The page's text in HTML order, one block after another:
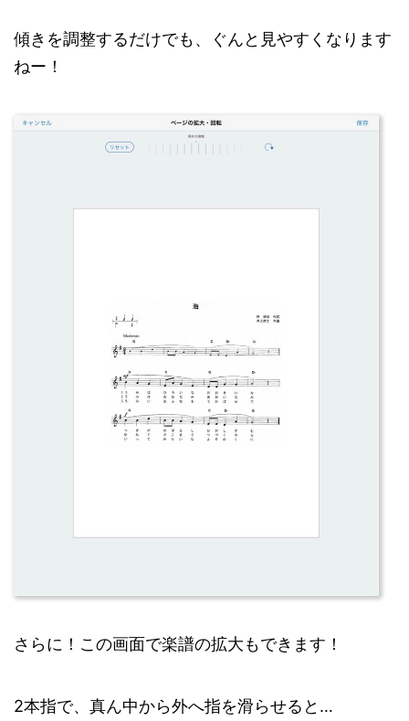
傾きを調整するだけでも、ぐんと見やすくなります
ねー！
さらに！この画面で楽譜の拡大もできます！
2本指で、真ん中から外へ指を滑らせると…